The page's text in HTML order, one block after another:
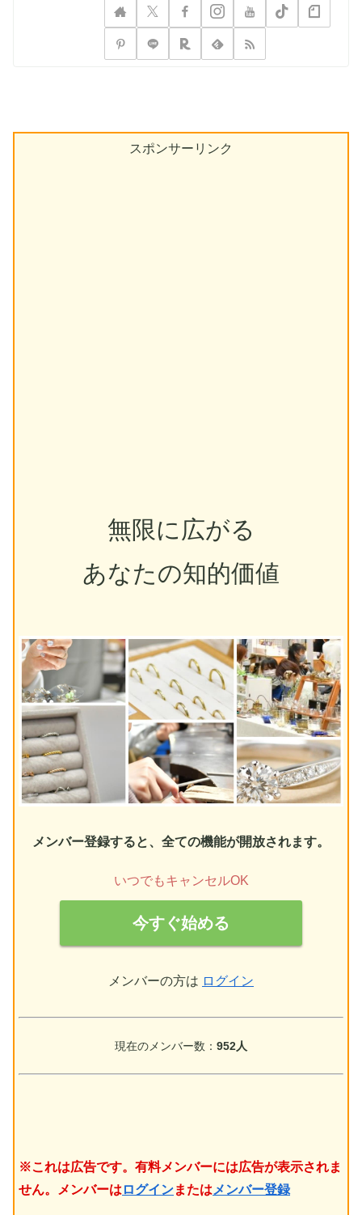
スポンサーリンク
無限に広がる
あなたの知的価値
メンバー登録すると、全ての機能が開放されます。
いつでもキャンセルOK
今すぐ始める
メンバーの方は ログイン
現在のメンバー数： 952人
※これは広告です。有料メンバーには広告が表示されま
せん。メンバーは ログインまたは メンバー登録